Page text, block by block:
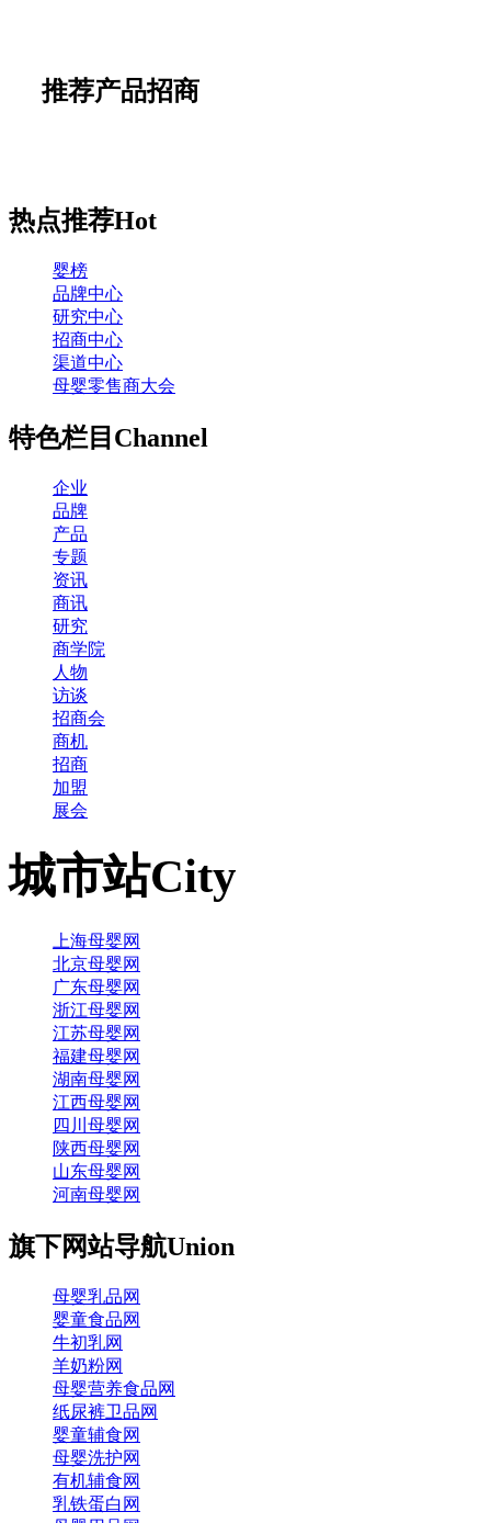
推荐产品招商
热点推荐Hot
婴榜
品牌中心
研究中心
招商中心
渠道中心
母婴零售商大会
特色栏目 Channel
企业
品牌
产品
专题
资讯
商讯
研究
商学院
人物
访谈
招商会
商机
招商
加盟
展会
城市站City
上海母婴网
北京母婴网
广东母婴网
浙江母婴网
江苏母婴网
福建母婴网
湖南母婴网
江西母婴网
四川母婴网
陕西母婴网
山东母婴网
河南母婴网
旗下网站导航Union
母婴乳品网
婴童食品网
牛初乳网
羊奶粉网
母婴营养食品网
纸尿裤卫品网
婴童辅食网
母婴洗护网
有机辅食网
乳铁蛋白网